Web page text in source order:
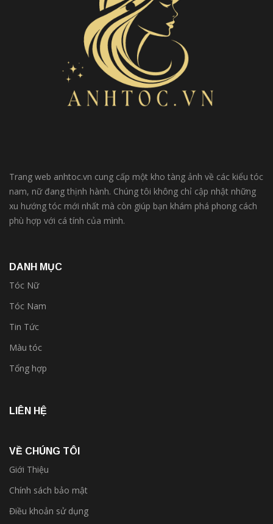
Trang web anhtoc.vn cung cấp một kho tàng ảnh về các kiểu tóc
nam, nữ đang thịnh hành. Chúng tôi không chỉ cập nhật những
xu hướng tóc mới nhất mà còn giúp bạn khám phá phong cách
phù hợp với cá tính của mình.
DANH MỤC
Tóc Nữ
Tóc Nam
Tin Tức
Màu tóc
Tổng hợp
LIÊN HỆ
VỀ CHÚNG TÔI
Giới Thiệu
Chính sách bảo mật
Điều khoản sử dụng